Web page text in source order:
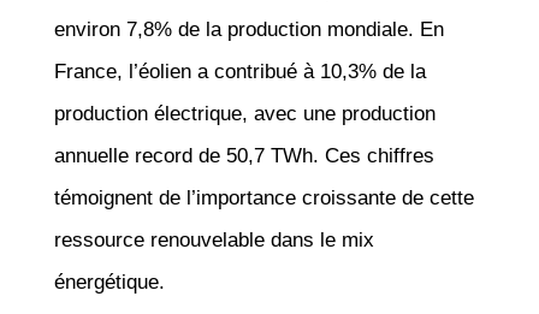
environ 7,8% de la production mondiale. En
France, l’éolien a contribué à 10,3% de la
production électrique, avec une production
annuelle record de 50,7 TWh. Ces chiffres
témoignent de l’importance croissante de cette
ressource renouvelable dans le mix
énergétique.